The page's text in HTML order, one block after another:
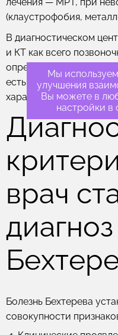
(клаустрофобия,
В диагностическом
и КТ как всего
определения причины
есть предпосылки
характера.
врач
Болезнь Бехтерева
совокупности
Мы
улучшения
Вы можете в
настройки в